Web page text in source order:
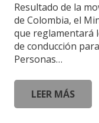
Resultado de la
de Colombia, el
que reglamentará
de conducción
Personas…
LEER MÁS